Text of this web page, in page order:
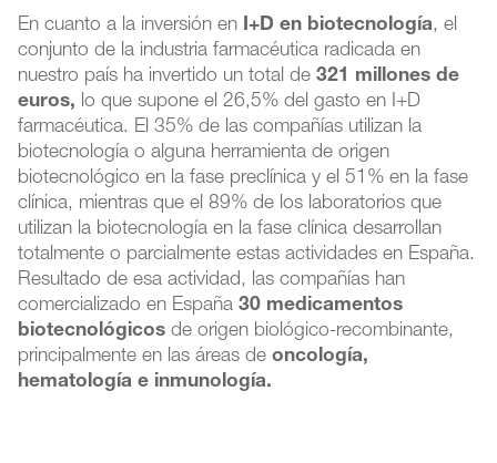
En cuanto a la inversión en I+D en biotecnología, el
conjunto de la industria farmacéutica radicada en
nuestro país ha invertido un total de321 millones de
euros, lo que supone el 26,5% del gasto en I+D
farmacéutica. El 35% de las compañías utilizan la
biotecnología o alguna herramienta de origen
biotecnológico en la fase preclínica y el 51% en la fase
clínica, mientras que el 89% de los laboratorios que
utilizan la biotecnología en la fase clínica desarrollan
totalmente o parcialmente estas actividades en España.
Resultado de esa actividad, las compañías han
comercializado en España30 medicamentos
biotecnológicos de origen biológico-recombinante,
principalmente en las áreas deoncología,
hematología e inmunología.